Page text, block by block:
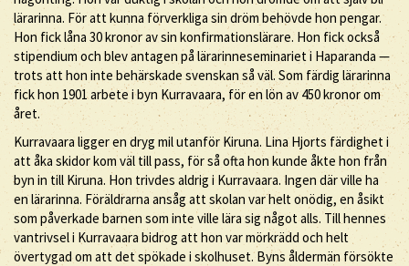
lärarinna. För att kunna förverkliga sin dröm behövde hon pengar.
Hon fick låna 30 kronor av sin konfirmationslärare. Hon fick också
stipendium och blev antagen på lärarinneseminariet i Haparanda —
trots att hon inte behärskade svenskan så väl. Som färdig lärarinna
fick hon 1901 arbete i byn Kurravaara, för en lön av 450 kronor om
året.
Kurravaara ligger en dryg mil utanför Kiruna. Lina Hjorts färdighet i
att åka skidor kom väl till pass, för så ofta hon kunde åkte hon från
byn in till Kiruna. Hon trivdes aldrig i Kurravaara. Ingen där ville ha
en lärarinna. Föräldrarna ansåg att skolan var helt onödig, en åsikt
som påverkade barnen som inte ville lära sig något alls. Till hennes
vantrivsel i Kurravaara bidrog att hon var mörkrädd och helt
övertygad om att det spökade i skolhuset. Byns åldermän försökte